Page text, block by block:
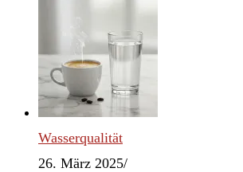
Wasserqualität
26. März 2025/